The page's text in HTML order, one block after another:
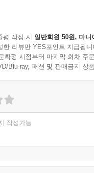
평 작성 시 일반회원 50원, 마니
한 리뷰만 YES포인트 지급됩니
확정 시점부터 마지막 회차 주
Blu-ray, 패션 및 판매금지 상
작성가능